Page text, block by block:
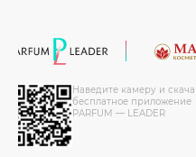
Наведите камеру и
бесплатное приложение
PARFUM — LEADER